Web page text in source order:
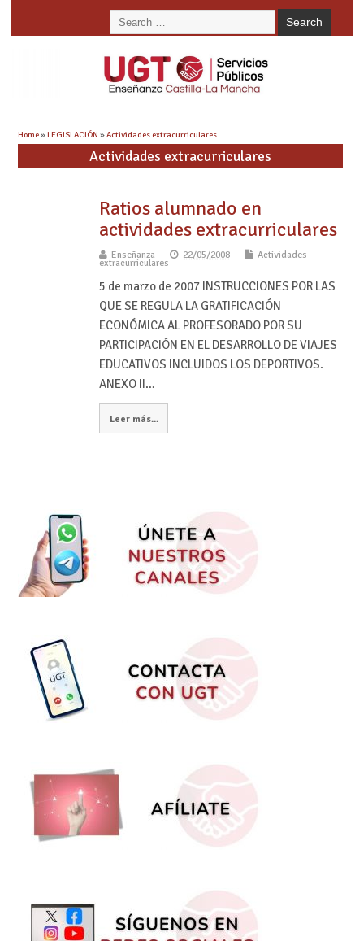
Home»LEGISLACIÓN »Actividades extracurriculares
Actividades extracurriculares
Ratios alumnado en
actividades extracurriculares
Enseñanza 22/05/2008 Actividades
extracurriculares
5 de marzo de 2007 INSTRUCCIONES POR LAS
QUE SE REGULA LA GRATIFICACIÓN
ECONÓMICA AL PROFESORADO POR SU
PARTICIPACIÓN EN EL DESARROLLO DE VIAJES
EDUCATIVOS INCLUIDOS LOS DEPORTIVOS.
ANEXO II…
Leer más...